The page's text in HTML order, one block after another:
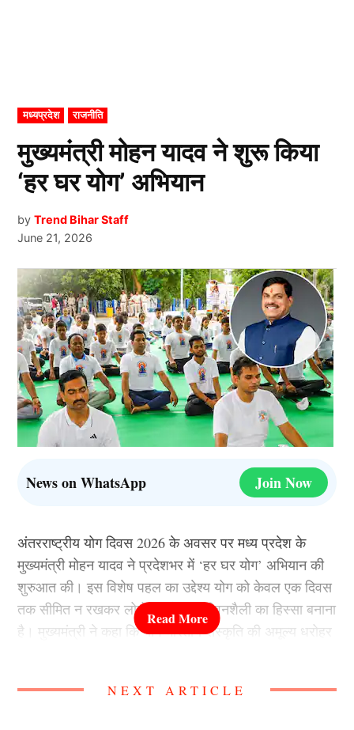
POSTED
IN
मध्यप्रदेश राजनीति
मुख्यमंत्री मोहन यादव ने शुरू किया
‘हर घर योग’ अभियान
by Trend Bihar Staff
June 21, 2026
News on WhatsApp Join Now
अंतरराष्ट्रीय योग दिवस 2026 के अवसर पर मध्य प्रदेश के
मुख्यमंत्री मोहन यादव ने प्रदेशभर में ‘हर घर योग’ अभियान की
शुरुआत की। इस विशेष पहल का उद्देश्य योग को केवल एक दिवस
तक सीमित न रखकर लोगों की दैनिक जीवनशैली का हिस्सा बनाना
है। मुख्यमंत्री ने कहा कि योग भारतीय संस्कृति की अमूल्य धरोहर
NEXT ARTICLE